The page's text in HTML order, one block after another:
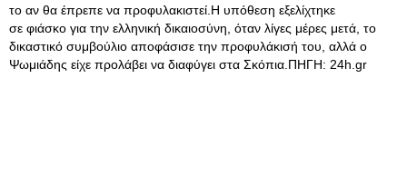
το αν θα έπρεπε να προφυλακιστεί.Η υπόθεση εξελίχτηκε
σε φιάσκο για την ελληνική δικαιοσύνη, όταν λίγες μέρες μετά, το
δικαστικό συμβούλιο αποφάσισε την προφυλάκισή του, αλλά ο
Ψωμιάδης είχε προλάβει να διαφύγει στα Σκόπια.ΠΗΓΗ: 24h.gr